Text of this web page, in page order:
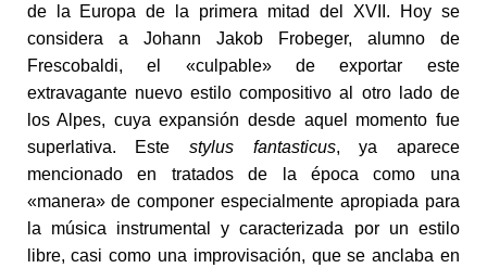
de la Europa de la primera mitad del XVII. Hoy se
considera a Johann Jakob Frobeger, alumno de
Frescobaldi, el «culpable» de exportar este
extravagante nuevo estilo compositivo al otro lado de
los Alpes, cuya expansión desde aquel momento fue
superlativa. Este stylus fantasticus, ya aparece
mencionado en tratados de la época como una
«manera» de componer especialmente apropiada para
la música instrumental y caracterizada por un estilo
libre, casi como una improvisación, que se anclaba en